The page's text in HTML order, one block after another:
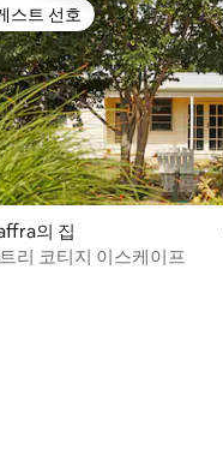
점), 후기 333개
스트 선호
스트 선호
의 집
리 코티지 이스케이프